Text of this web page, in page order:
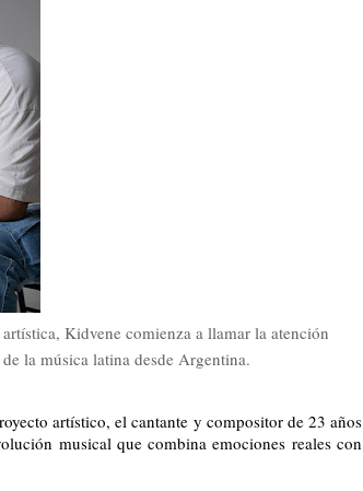
Kidvene comienza a llamar la atención
la música latina desde Argentina.
artístico, el cantante y compositor de 23 años
musical que combina emociones reales con